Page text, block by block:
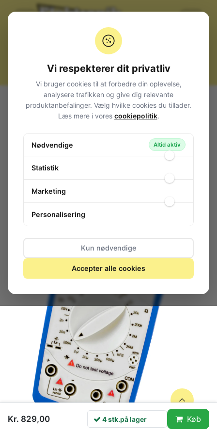
Alle produkter Måleinstrumenter
Kapacitetsmålere
PeakTech P 3730, Induktans- og Kapacitansmåler
Kapacitansmåler
Kr. 829,00 4 stk.på lager Køb
Vi respekterer dit privatliv
Vi bruger cookies til at forbedre din oplevelse,
analysere trafikken og give dig relevante
produktanbefalinger. Vælg hvilke cookies du tillader.
Læs mere i vores cookiepolitik.
Nødvendige Altid aktiv
Statistik
Marketing
Personalisering
Kun nødvendige
Accepter alle cookies